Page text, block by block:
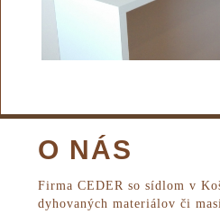
O NÁS
Firma CEDER so sídlom v
dyhovaných materiálov či